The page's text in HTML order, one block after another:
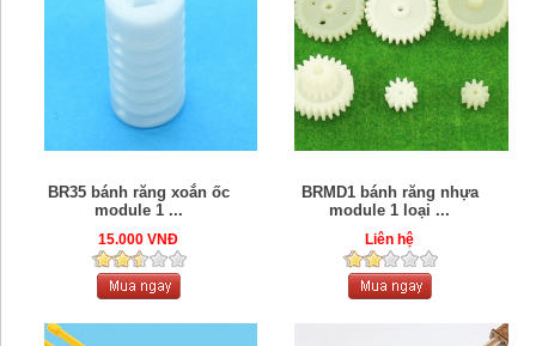
BR35 bánh răng xoắn ốc
module 1 ...
15.000 VNĐ
BRMD1 bánh răng nhựa
module 1 loại ...
Liên hệ